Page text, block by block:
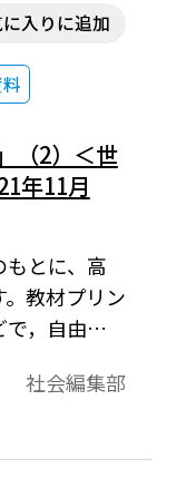
入りに追加
（2）＜世
年11月
とに、高
教材プリン
，自由に
1）＜世界全
）＜日本：
社会編集部